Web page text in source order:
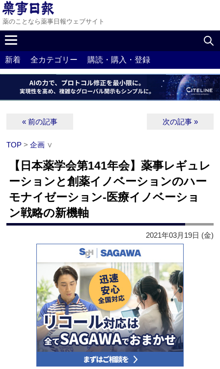
薬のことなら薬事日報ウェブサイト
新着 全カテゴリー 購読・購入・登録
« 前の記事 次の記事 »
TOP >企画 ∨
【日本薬学会第141年会】薬事レギュレ
ーションと創薬イノベーションのハー
モナイゼーション‐医療イノベーショ
ン戦略の新機軸
2021年03月19日 (金)